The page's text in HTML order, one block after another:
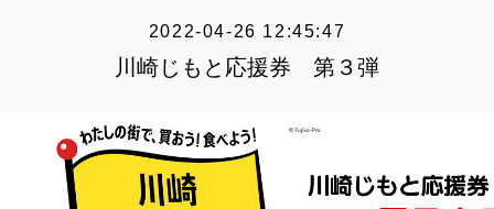
2022-04-26 12:45:47
川崎じもと応援券 第３弾